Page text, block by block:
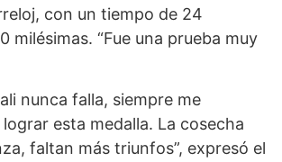
con un tiempo de 24
milésimas. “Fue una prueba muy
nunca falla, siempre me
esta medalla. La cosecha
faltan más triunfos”, expresó el